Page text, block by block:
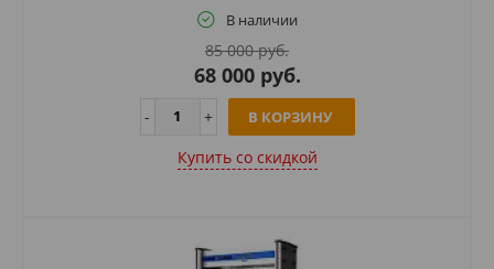
В наличии
85 000 руб.
68 000 руб.
В КОРЗИНУ
Купить cо скидкой